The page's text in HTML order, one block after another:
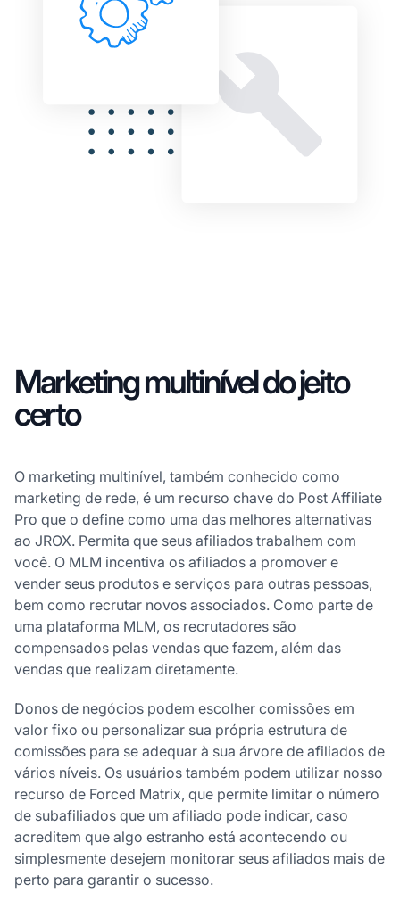
Marketing multinível do jeito
certo
O marketing multinível, também conhecido como
marketing de rede, é um recurso chave do Post Affiliate
Pro que o define como uma das melhores alternativas
ao JROX. Permita que seus afiliados trabalhem com
você. O MLM incentiva os afiliados a promover e
vender seus produtos e serviços para outras pessoas,
bem como recrutar novos associados. Como parte de
uma plataforma MLM, os recrutadores são
compensados pelas vendas que fazem, além das
vendas que realizam diretamente.
Donos de negócios podem escolher comissões em
valor fixo ou personalizar sua própria estrutura de
comissões para se adequar à sua árvore de afiliados de
vários níveis. Os usuários também podem utilizar nosso
recurso de Forced Matrix, que permite limitar o número
de subafiliados que um afiliado pode indicar, caso
acreditem que algo estranho está acontecendo ou
simplesmente desejem monitorar seus afiliados mais de
perto para garantir o sucesso.